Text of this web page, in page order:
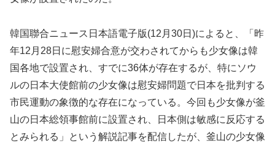
韓国聯合ニュース日本語電子版(12月30日)によると、「昨
年12月28日に慰安婦合意が交わされてからも少女像は韓
国各地で設置され、すでに36体が存在するが、特にソウ
ルの日本大使館前の少女像は慰安婦問題で日本を批判する
市民運動の象徴的な存在になっている。今回も少女像が釜
山の日本総領事館前に設置され、日本側は敏感に反応する
とみられる」という解説記事を配信したが、釜山の少女像